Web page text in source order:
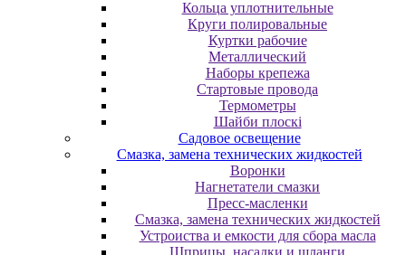
Кольца уплотнительные
Круги полировальные
Куртки рабочие
Металлический
Наборы крепежа
Стартовые провода
Термометры
Шайби плоскі
Садовое освещение
Смазка, замена технических жидкостей
Воронки
Нагнетатели смазки
Пресс-масленки
Смазка, замена технических жидкостей
Устроиства и емкости для сбора масла
Шприцы, насадки и шланги